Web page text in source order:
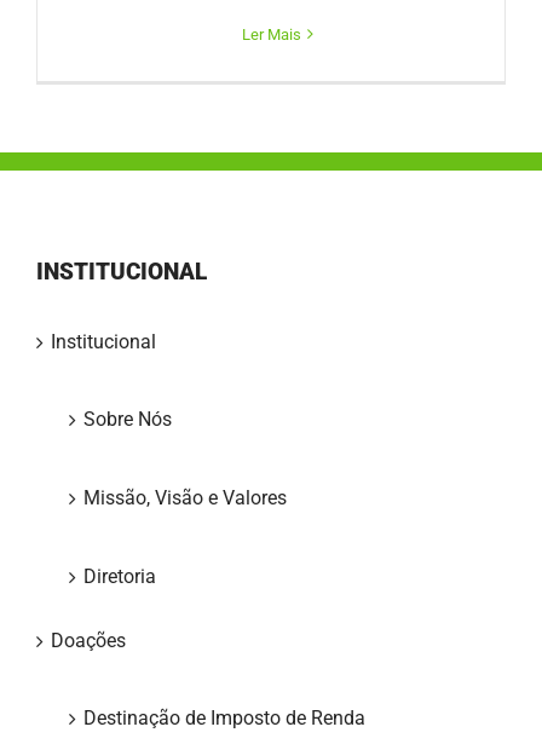
Ler Mais
INSTITUCIONAL
Institucional
Sobre Nós
Missão, Visão e Valores
Diretoria
Doações
Destinação de Imposto de Renda